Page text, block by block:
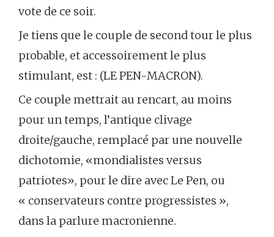
vote de ce soir.
Je tiens que le couple de second tour le plus
probable, et accessoirement le plus
stimulant, est : (LE PEN-MACRON).
Ce couple mettrait au rencart, au moins
pour un temps, l’antique clivage
droite/gauche, remplacé par une nouvelle
dichotomie, «mondialistes versus
patriotes», pour le dire avec Le Pen, ou
« conservateurs contre progressistes »,
dans la parlure macronienne.